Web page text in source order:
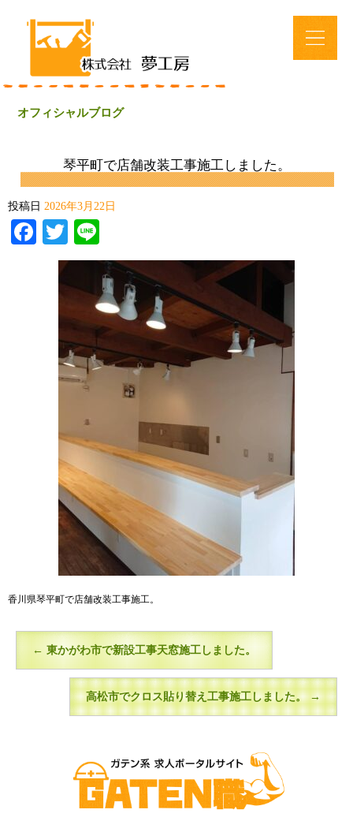
オフィシャルブログ
琴平町で店舗改装工事施工しました。
投稿日 2026年3月22日
Facebook
Twitter
香川県琴平町で店舗改装工事施工。
← 東かがわ市で新設工事天窓施工しました。
高松市でクロス貼り替え工事施工しました。 →